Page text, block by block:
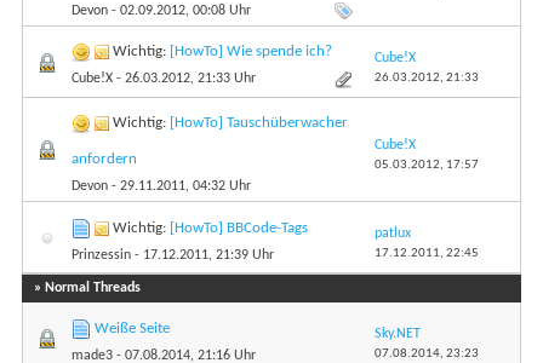
Devon - 02.09.2012, 00:08 Uhr
Wichtig: [HowTo] Wie spende ich?
Cube!X - 26.03.2012, 21:33 Uhr
Cube!X
26.03.2012, 21:33
Wichtig: [HowTo] Tauschüberwacher
anfordern
Devon - 29.11.2011, 04:32 Uhr
Cube!X
05.03.2012, 17:57
Wichtig: [HowTo] BBCode-Tags
Prinzessin - 17.12.2011, 21:39 Uhr
patlux
17.12.2011, 22:45
» Normal Threads
Weiße Seite
made3 - 07.08.2014, 21:16 Uhr
Sky.NET
07.08.2014, 23:23